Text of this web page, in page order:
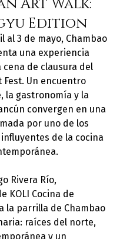
Edition
al 3 de mayo, Chambao
una experiencia
de clausura del
Fest. Un encuentro
la gastronomía y la
convergen en una
por uno de los
de la cocina
Rivera Río,
KOLI Cocina de
la parrilla de Chambao
raíces del norte,
y un